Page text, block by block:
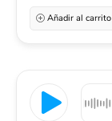
Añadir al carrito